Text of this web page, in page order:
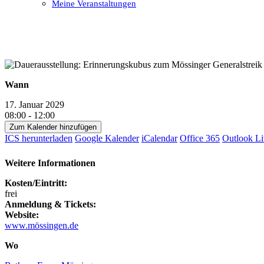
Meine Veranstaltungen
Wann
17. Januar 2029
08:00 - 12:00
Zum Kalender hinzufügen
ICS herunterladen Google Kalender iCalendar Office 365 Outlook
Weitere Informationen
Kosten/Eintritt:
frei
Anmeldung & Tickets:
Website:
www.mössingen.de
Wo